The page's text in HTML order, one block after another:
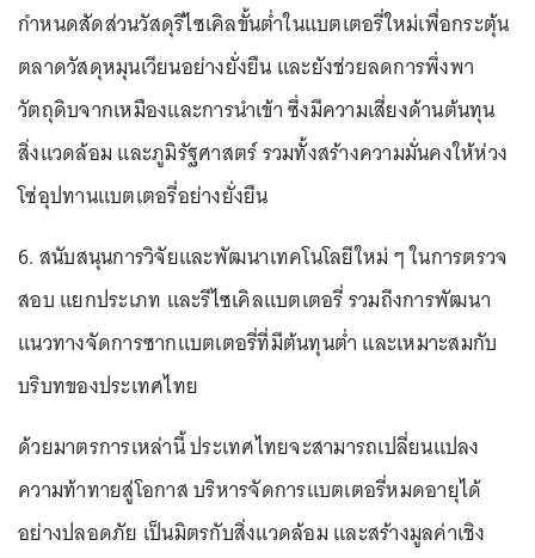
กำหนดสัดส่วนวัสดุรีไซเคิลขั้นต่ำในแบตเตอรี่ใหม่เพื่อกระตุ้น
ตลาดวัสดุหมุนเวียนอย่างยั่งยืน และยังช่วยลดการพึ่งพา
วัตถุดิบจากเหมืองและการนำเข้า ซึ่งมีความเสี่ยงด้านต้นทุน
สิ่งแวดล้อม และภูมิรัฐศาสตร์ รวมทั้งสร้างความมั่นคงให้ห่วง
โซ่อุปทานแบตเตอรี่อย่างยั่งยืน
6. สนับสนุนการวิจัยและพัฒนาเทคโนโลยีใหม่ ๆ ในการตรวจ
สอบ แยกประเภท และรีไซเคิลแบตเตอรี่ รวมถึงการพัฒนา
แนวทางจัดการซากแบตเตอรี่ที่มีต้นทุนต่ำ และเหมาะสมกับ
บริบทของประเทศไทย
ด้วยมาตรการเหล่านี้ ประเทศไทยจะสามารถเปลี่ยนแปลง
ความท้าทายสู่โอกาส บริหารจัดการแบตเตอรี่หมดอายุได้
อย่างปลอดภัย เป็นมิตรกับสิ่งแวดล้อม และสร้างมูลค่าเชิง